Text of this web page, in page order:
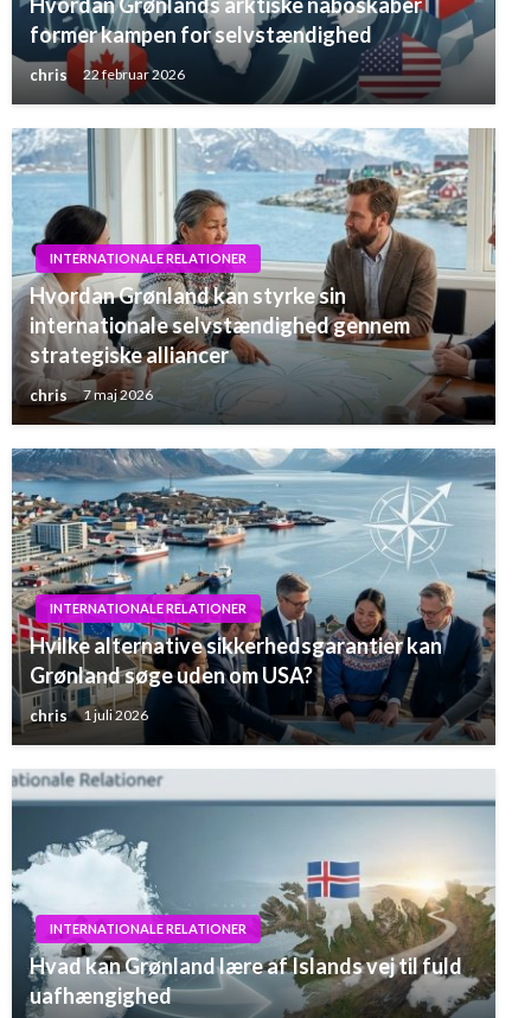
former kampen for selvstændighed
chris 22 februar 2026
INTERNATIONALE RELATIONER
Hvordan Grønland kan styrke sin
internationale selvstændighed gennem
strategiske alliancer
chris 7 maj 2026
INTERNATIONALE RELATIONER
Hvilke alternative sikkerhedsgarantier kan
Grønland søge uden om USA?
chris 1 juli 2026
INTERNATIONALE RELATIONER
Hvad kan Grønland lære af Islands vej til fuld
uafhængighed